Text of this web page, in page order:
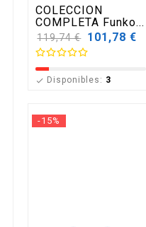
COLECCION
COMPLETA Funko...
Precio
base
119,74 € 101,78 €
 Disponibles: 3
-15%